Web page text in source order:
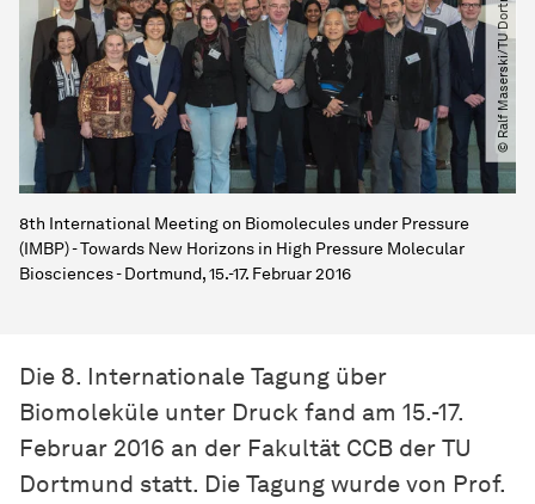
© Ralf Maserski​/​TU Dortmund
8th International Meeting on Biomolecules under Pressure
(IMBP) - Towards New Horizons in High Pressure Molecular
Biosciences - Dortmund, 15.-17. Februar 2016
Die 8. Internationale Tagung über
Biomoleküle unter Druck fand am 15.-17.
Februar 2016 an der Fakultät CCB der TU
Dortmund statt. Die Tagung wurde von Prof.